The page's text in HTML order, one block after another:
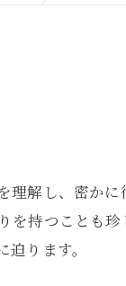
理解し、密か
を持つことも
ります。